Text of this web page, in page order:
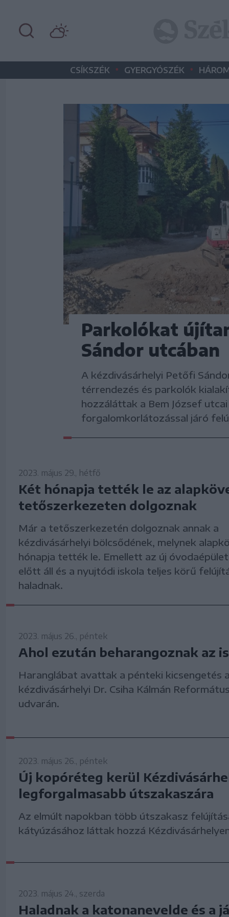
CSÍKSZÉK • GYERGYÓSZÉK •
Parkolókat
Sándor utcában
A kézdivásárhelyi Petőfi
térrendezés és parkolók
hozzáláttak a Bem József
forgalomkorlátozással járó
2023. május 29., hétfő
Két hónapja tették le az
tetőszerkezeten dolgoznak
Már a tetőszerkezetén dolgoznak annak a
kézdivásárhelyi bölcsődének, melynek
hónapja tették le. Emellett az új
előtt áll és a nyujtódi iskola teljes körű
haladnak.
2023. május 26., péntek
Ahol ezután beharangoznak az
Haranglábat avattak a pénteki kicsengetés
kézdivásárhelyi Dr. Csiha Kálmán
udvarán.
2023. május 26., péntek
Új kopóréteg kerül
legforgalmasabb útszakaszára
Az elmúlt napokban több útszakasz
kátyúzásához láttak hozzá
2023. május 24., szerda
Haladnak a katonanevelde és a